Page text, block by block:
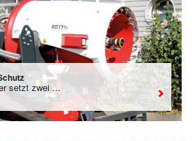
setzt zwei ...